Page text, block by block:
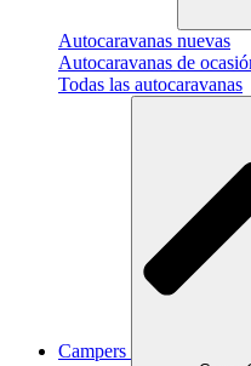
Autocaravanas nuevas
Autocaravanas de
Todas las autocaravanas
Campers